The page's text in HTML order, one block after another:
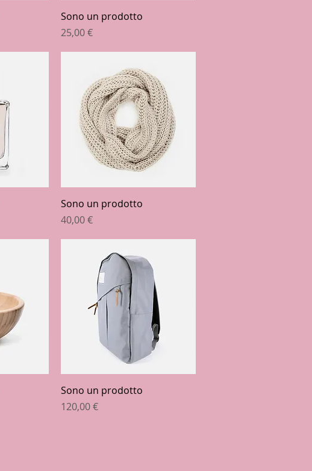
Vista rapida
Sono un prodotto
Prezzo
25,00 €
Vista rapida
Sono un prodotto
Prezzo
40,00 €
Vista rapida
Sono un prodotto
Prezzo
120,00 €